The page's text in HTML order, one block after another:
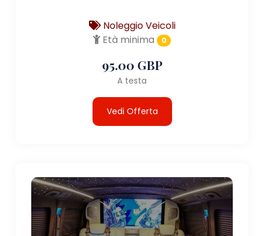
Noleggio Veicoli
Età minima
0
95.00 GBP
A testa
Vedi Offerta